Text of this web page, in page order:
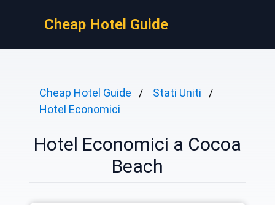
Cheap Hotel Guide
Cheap Hotel Guide
Stati Uniti
Hotel Economici
Hotel Economici a Cocoa
Beach